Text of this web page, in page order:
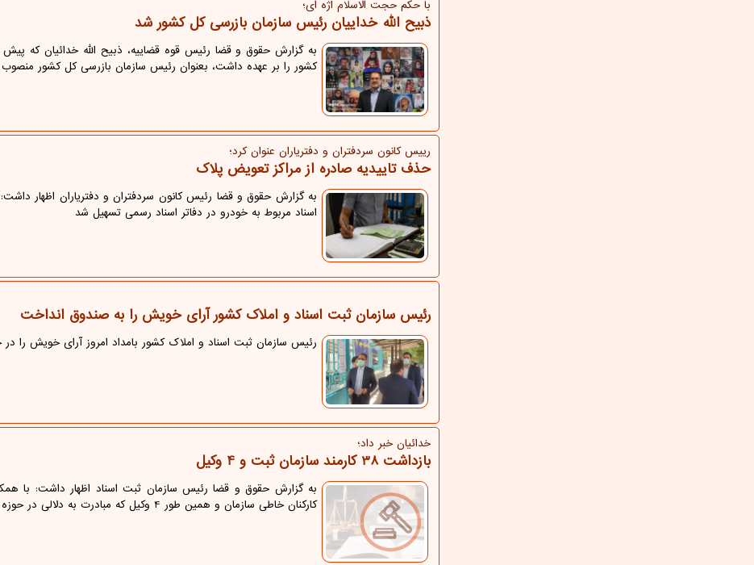
با حكم حجت الاسلام اژه ای؛
ذبیح الله خداییان رئیس سازمان بازرسی کل کشور شد
به گزارش حقوق و قضا رئیس قوه قضاییه، ذبیح الله خدائیان که
کشور را بر عهده داشت، بعنوان رئیس سازمان بازرسی کل کشور منصوب
رییس كانون سردفتران و دفتریاران عنوان كرد؛
حذف تاییدیه صادره از مراکز تعویض پلاک
به گزارش حقوق و قضا رئیس کانون سردفتران و دفتریاران اظهار
اسناد مربوط به خودرو در دفاتر اسناد رسمی تسهیل شد
رئیس سازمان ثبت اسناد و املاك كشور آرای خویش را به صندوق انداخت
رئیس سازمان ثبت اسناد و املاک کشور بامداد امروز آرای خویش را
خدائیان خبر داد؛
بازداشت 38 كارمند سازمان ثبت و 4 وكیل
كاركنان خاطی سازمان و همین طور 4 وكیل كه مبادرت به دلالی در حوزه مركز مالكیت معنوی می كردند، دستگیر شده اند.